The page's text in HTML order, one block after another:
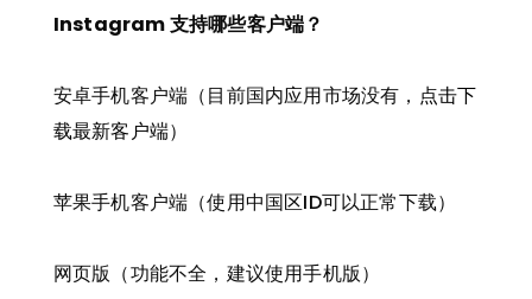
Instagram 支持哪些客户端？
安卓手机客户端（目前国内应用市场没有， 点击下
载最新客户端）
苹果手机客户端（使用中国区ID可以正常下载）
网页版（功能不全，建议使用手机版）